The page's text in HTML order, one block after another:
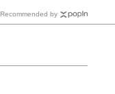
Recommended by